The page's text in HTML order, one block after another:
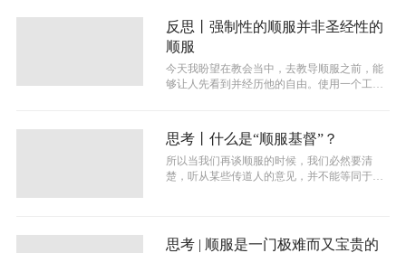
反思丨强制性的顺服并非圣经性的
顺服
今天我盼望在教会当中，去教导顺服之前，能
够让⼈先看到并经历他的⾃由。使⽤⼀个⼯⼈
思考丨什么是“顺服基督”？
所以当我们再谈顺服的时候，我们必然要清
楚，听从某些传道人的意见，并不能等同于顺
思考 | 顺服是一门极难而又宝贵的